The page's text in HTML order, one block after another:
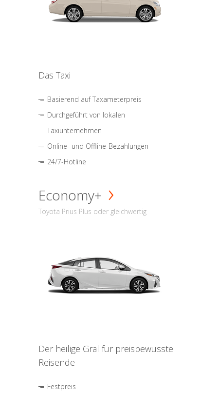
Das Taxi
Basierend auf Taxameterpreis
Durchgeführt von lokalen
Taxiunternehmen
Online- und Offline-Bezahlungen
24/7-Hotline
Economy+
Toyota Prius Plus oder gleichwertig
Der heilige Gral für preisbewusste
Reisende
Festpreis